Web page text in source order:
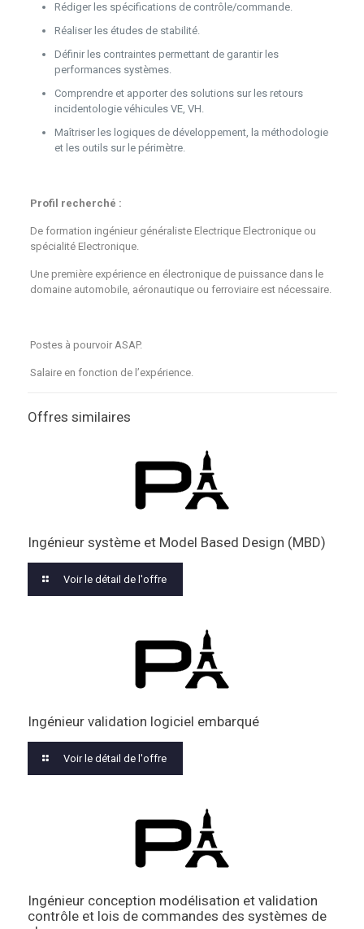
Rédiger les spécifications de contrôle/commande.
Réaliser les études de stabilité.
Définir les contraintes permettant de garantir les
performances systèmes.
Comprendre et apporter des solutions sur les retours
incidentologie véhicules VE, VH.
Maîtriser les logiques de développement, la méthodologie
et les outils sur le périmètre.
Profil recherché :
De formation ingénieur généraliste Electrique Electronique ou
spécialité Electronique.
Une première expérience en électronique de puissance dans le
domaine automobile, aéronautique ou ferroviaire est nécessaire.
Postes à pourvoir ASAP.
Salaire en fonction de l’expérience.
Offres similaires
Ingénieur système et Model Based Design (MBD)
Voir le détail de l'offre
Ingénieur validation logiciel embarqué
Voir le détail de l'offre
Ingénieur conception modélisation et validation
contrôle et lois de commandes des systèmes de